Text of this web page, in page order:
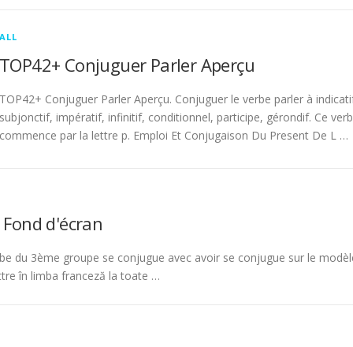
ALL
TOP42+ Conjuguer Parler Aperçu
TOP42+ Conjuguer Parler Aperçu. Conjuguer le verbe parler à
subjonctif, impératif, infinitif, conditionnel, participe, gérondif. Ce
commence par la lettre p. Emploi Et Conjugaison Du Present De L …
d'écran
du 3ème groupe se conjugue avec avoir se conjugue sur le
în limba franceză la toate …